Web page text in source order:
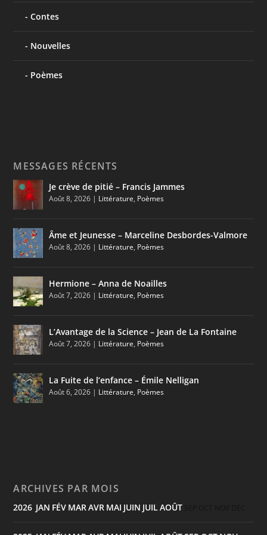
Contes
Nouvelles
Poèmes
MESSAGES RÉCENTS
Je crève de pitié – Francis Jammes
Août 8, 2026 | Littérature, Poèmes
Âme et Jeunesse – Marceline Desbordes-Valmore
Août 8, 2026 | Littérature, Poèmes
Hermione – Anna de Noailles
Août 7, 2026 | Littérature, Poèmes
L’Avantage de la Science – Jean de La Fontaine
Août 7, 2026 | Littérature, Poèmes
La Fuite de l’enfance – Émile Nelligan
Août 6, 2026 | Littérature, Poèmes
ARCHIVES PAR MOIS
2026 JAN FÉV MARAVR MAI JUIN JUILAOÛT